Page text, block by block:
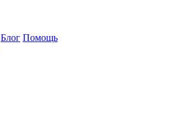
Блог Помощь